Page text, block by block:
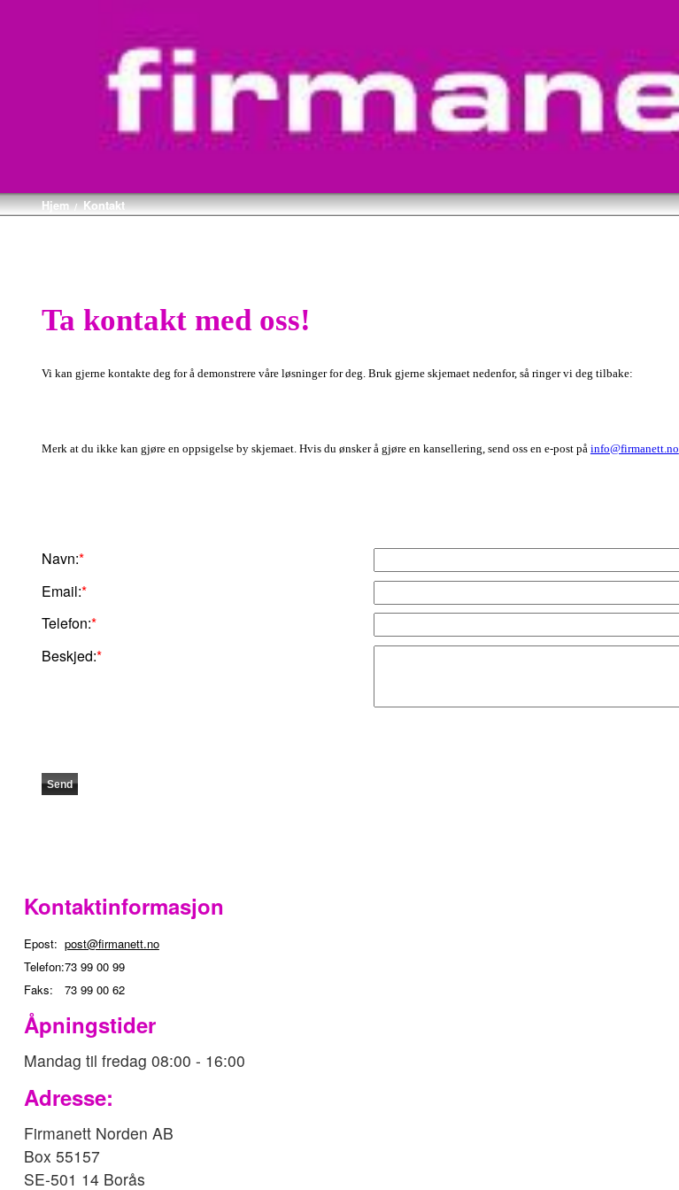
Hjem / Kontakt
Ta kontakt med oss!
Vi kan gjerne kontakte deg for å demonstrere våre løsninger for deg. Bruk gjerne skjemaet nedenfor, så ringer vi deg tilbake:
Merk at du ikke kan gjøre en oppsigelse byskjemaet. Hvis du ønsker å gjøre en kansellering, send oss en e-post på info@firmanett.no
Navn:*
Email:*
Telefon:*
Beskjed:*
Kontaktinformasjon
Epost:
Telefon:
Faks:
post@firmanett.no
73 99 00 99
73 99 00 62
Åpningstider
Mandag til fredag 08:00 - 16:00
Adresse:
Firmanett Norden AB
Box 55157
SE-501 14 Borås